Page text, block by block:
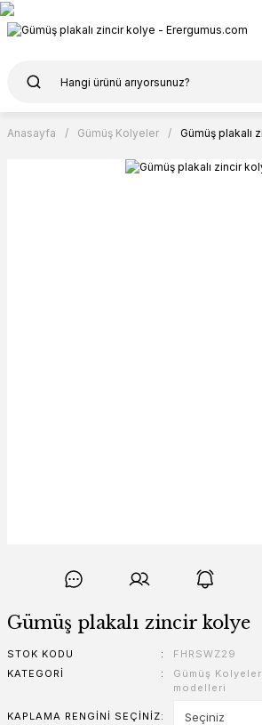
Anasayfa Gümüş Kolyeler Gümüş plakalı
Gümüş plakalı zincir kolye
STOK KODU
FHRSWZ29
KATEGORI
Gümüş Kolyeler
modelleri
KAPLAMA RENGINI SEÇINIZ